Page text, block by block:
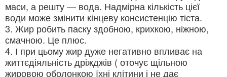
маси, а решту — вода. Надмірна кількість цієї
води може змінити кінцеву консистенцію тіста.
3. Жир робить паску здобною, крихкою, ніжною,
смачною. Це плюс.
4. І при цьому жир дуже негативно впливає на
життєдіяльність дріжджів ( оточує щільною
жировою оболонкою їхні клітини і не дає